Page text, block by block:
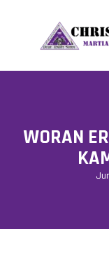
WORAN